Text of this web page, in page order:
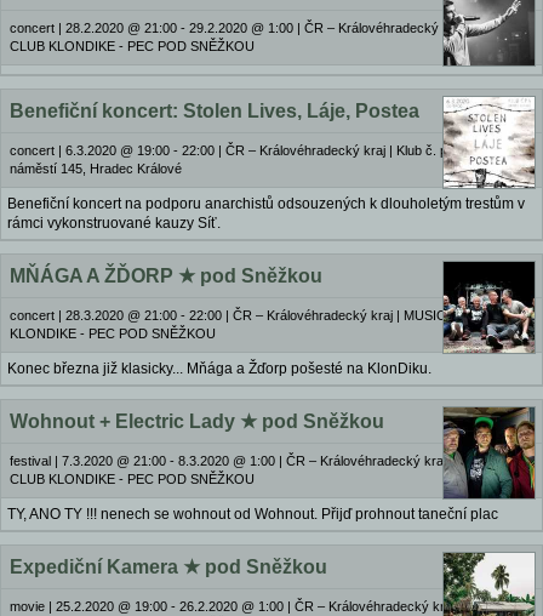
concert | 28.2.2020 @ 21:00 - 29.2.2020 @ 1:00 | ČR – Královéhradecký kraj | MUSIC
CLUB KLONDIKE - PEC POD SNĚŽKOU
Benefiční koncert: Stolen Lives, Láje, Postea
concert | 6.3.2020 @ 19:00 - 22:00 | ČR – Královéhradecký kraj | Klub č. p. 4, Velké
náměstí 145, Hradec Králové
Benefiční koncert na podporu anarchistů odsouzených k dlouholetým trestům v
rámci vykonstruované kauzy Síť.
MŇÁGA A ŽĎORP ★ pod Sněžkou
concert | 28.3.2020 @ 21:00 - 22:00 | ČR – Královéhradecký kraj | MUSIC CLUB
KLONDIKE - PEC POD SNĚŽKOU
Konec března již klasicky... Mňága a Žďorp pošesté na KlonDiku.
Wohnout + Electric Lady ★ pod Sněžkou
festival | 7.3.2020 @ 21:00 - 8.3.2020 @ 1:00 | ČR – Královéhradecký kraj | MUSIC
CLUB KLONDIKE - PEC POD SNĚŽKOU
TY, ANO TY !!! nenech se wohnout od Wohnout. Přijď prohnout taneční plac
Expediční Kamera ★ pod Sněžkou
movie | 25.2.2020 @ 19:00 - 26.2.2020 @ 1:00 | ČR – Královéhradecký kraj | MUSIC